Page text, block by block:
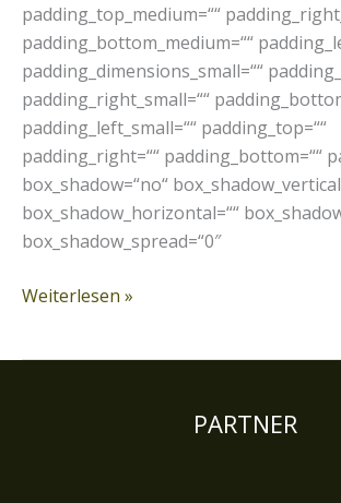
padding_top_medium=““
padding_bottom_medium=““
padding_dimensions_small=““
padding_right_small=““
padding_left_small=““ padding_top=““
padding_right=““ padding_bottom=““
box_shadow=“no“
box_shadow_horizontal=““
box_shadow_spread=“0″
Weiterlesen »
PARTNER